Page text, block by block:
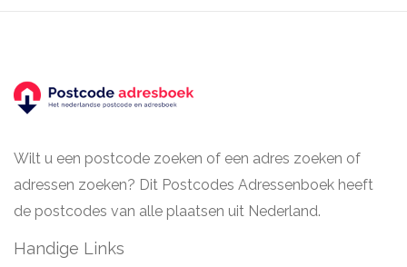
Wilt u een postcode zoeken of een adres zoeken of
adressen zoeken? Dit Postcodes Adressenboek heeft
de postcodes van alle plaatsen uit Nederland.
Handige Links